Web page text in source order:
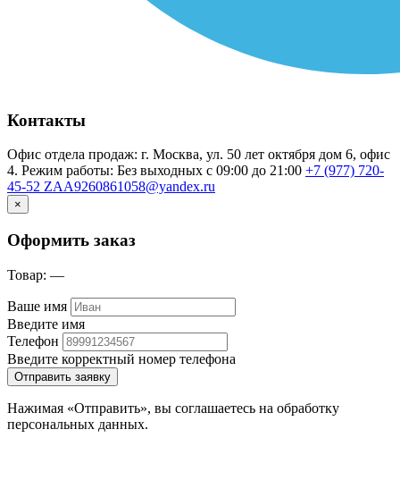
Контакты
Офис отдела продаж: г. Москва, ул. 50 лет октября дом 6, офис
4. Режим работы: Без выходных с 09:00 до 21:00 +7 (977) 720-
45-52 ZAA9260861058@yandex.ru
×
Оформить заказ
Товар: —
Ваше имя
Введите имя
Телефон
Введите корректный номер телефона
Отправить заявку
Нажимая «Отправить», вы соглашаетесь на обработку
персональных данных.